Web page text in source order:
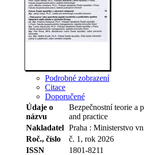
Podrobné zobrazení
Citace
Doporučené
Údaje o
názvu
Bezpečnostní teorie a
and practice
Nakladatel Praha : Ministerstvo
Roč., číslo
č. 1, rok 2026
ISSN
1801-8211